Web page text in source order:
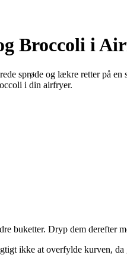
Broccoli i
sprøde og lækre retter på
i din airfryer.
buketter. Dryp dem derefter
ikke at overfylde kurven,